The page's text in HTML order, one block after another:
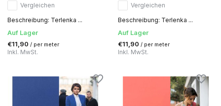
Vergleichen
Beschreibung: Terlenka ...
Auf Lager
€11,90 / per meter
Inkl. MwSt.
Vergleichen
Beschreibung: Terlenka ...
Auf Lager
€11,90 / per meter
Inkl. MwSt.